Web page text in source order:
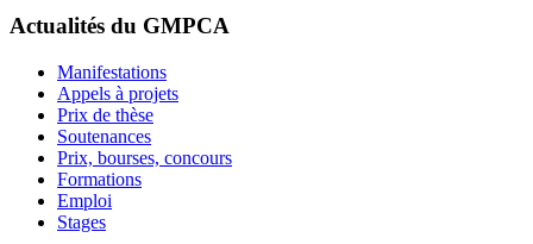
Actualités du GMPCA
Manifestations
Appels à projets
Prix de thèse
Soutenances
Prix, bourses, concours
Formations
Emploi
Stages